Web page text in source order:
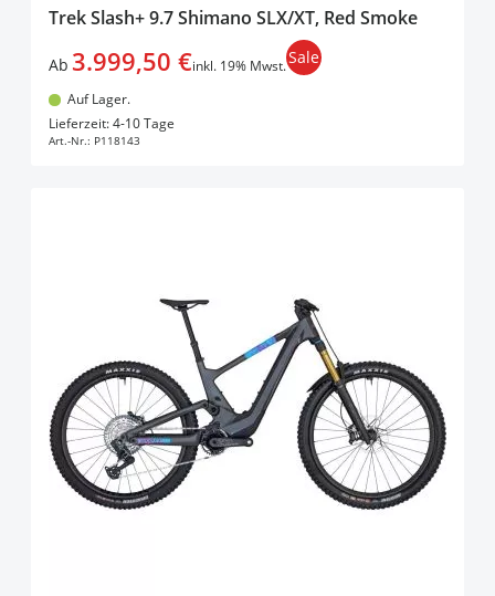
Trek Slash+ 9.7 Shimano SLX/XT, Red Smoke
Ab 3.999,50 €inkl. 19% Mwst.Sale
Auf Lager.
Lieferzeit: 4-10 Tage
Art.-Nr.: P118143